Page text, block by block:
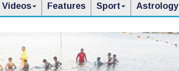
Videos Features Sport Astrology